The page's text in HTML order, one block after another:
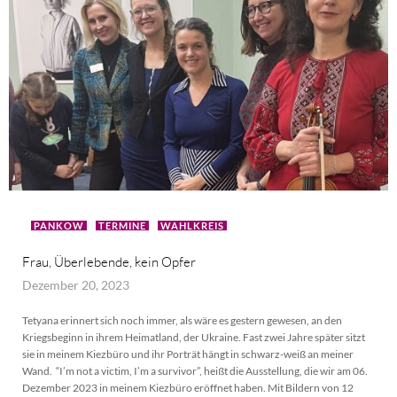
PANKOW TERMINE WAHLKREIS
Frau, Überlebende, kein Opfer
Dezember 20, 2023
Tetyana erinnert sich noch immer, als wäre es gestern gewesen, an den
Kriegsbeginn in ihrem Heimatland, der Ukraine. Fast zwei Jahre später sitzt
sie in meinem Kiezbüro und ihr Porträt hängt in schwarz-weiß an meiner
Wand. “I’m not a victim, I’m a survivor”, heißt die Ausstellung, die wir am 06.
Dezember 2023 in meinem Kiezbüro eröffnet haben. Mit Bildern von 12